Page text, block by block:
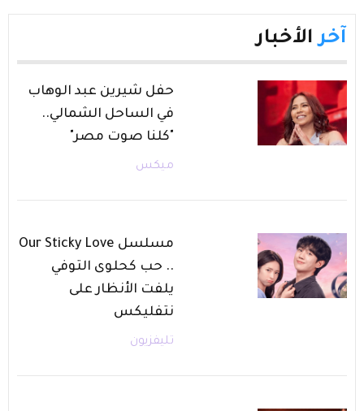
آخر الأخبار
حفل شيرين عبد الوهاب
في الساحل الشمالي..
"كلنا صوت مصر"
ميكس
مسلسل Our Sticky Love
.. حب كحلوى التوفي
يلفت الأنظار على
نتفليكس
تليفزيون